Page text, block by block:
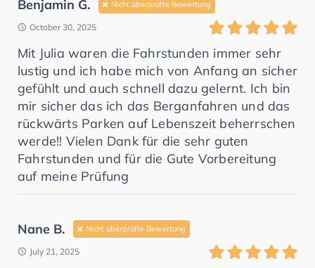
Benjamin G. Nicht überprüfte Bewertung
October 30, 2025
Mit Julia waren die Fahrstunden immer sehr
lustig und ich habe mich von Anfang an sicher
gefühlt und auch schnell dazu gelernt. Ich bin
mir sicher das ich das Berganfahren und das
rückwärts Parken auf Lebenszeit beherrschen
werde!! Vielen Dank für die sehr guten
Fahrstunden und für die Gute Vorbereitung
auf meine Prüfung
Nane B. Nicht überprüfte Bewertung
July 21, 2025